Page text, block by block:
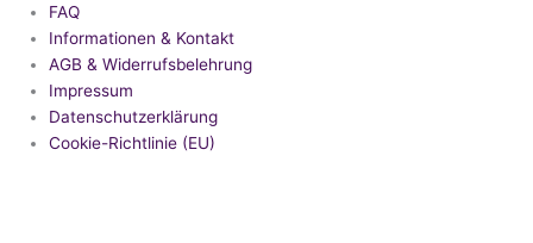
FAQ
Informationen & Kontakt
AGB & Widerrufsbelehrung
Impressum
Datenschutzerklärung
Cookie-Richtlinie (EU)